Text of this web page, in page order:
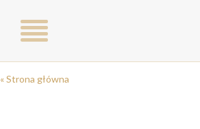
Toggle
navigation
« Strona główna